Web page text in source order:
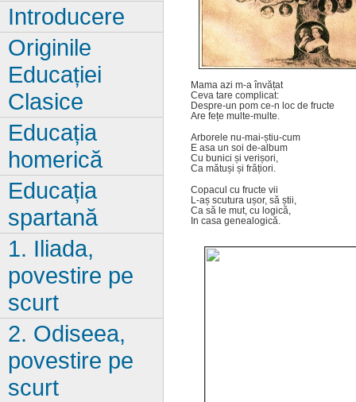
Mama azi m-a învățat
Ceva tare complicat:
Despre-un pom ce-n loc de fructe
Are fețe multe-multe.
Arborele nu-mai-știu-cum
E asa un soi de-album
Cu bunici și verișori,
Ca mătuși și frățiori.
Copacul cu fructe vii
L-aș scutura ușor, să știi,
Ca să le mut, cu logică,
In casa genealogică.
Introducere
Originile
Educației
Clasice
Educația
homerică
Educația
spartană
1. Iliada,
povestire pe
scurt
2. Odiseea,
povestire pe
scurt